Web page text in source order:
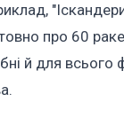
про 60
й для всього